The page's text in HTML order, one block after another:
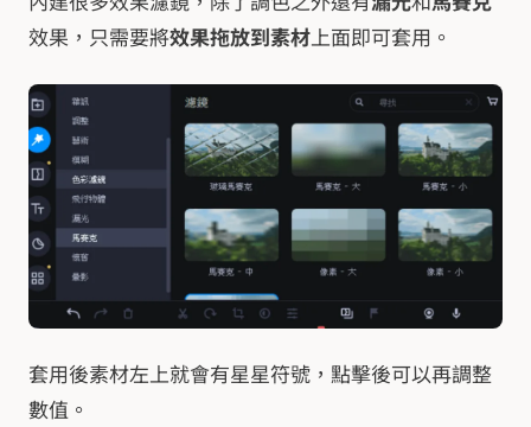
效果，只需要將效果拖放到素材 上面即可套用。
套用後素材左上就會有星星符號，點擊後可以再調整
數值。